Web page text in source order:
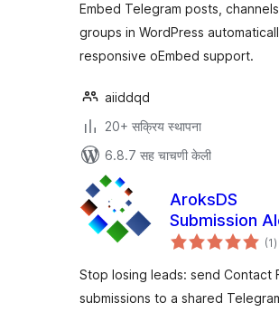
Embed Telegram posts,
groups in WordPress
responsive oEmbed support.
aiiddqd
20+ सक्रिय स्थापना
6.8.7 सह चाचणी केली
AroksDS
Submission
for Contact
(1)
Stop losing leads: send Contact
submissions to a shared